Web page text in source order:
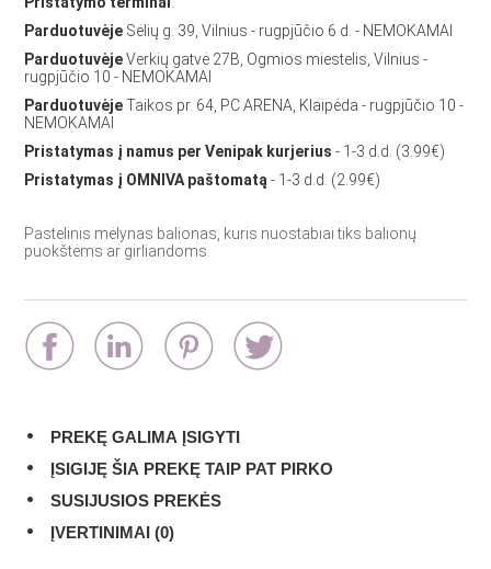
Parduotuvėje Sėlių g. 39, Vilnius - rugpjūčio 6 d. - NEMOKAMAI
ParduotuvėjeVerkių gatvė 27B, Ogmios miestelis, Vilnius -
rugpjūčio 10 - NEMOKAMAI
ParduotuvėjeTaikos pr. 64, PC ARENA, Klaipėda - rugpjūčio 10 -
NEMOKAMAI
Pristatymas į namus per Venipak kurjerius - 1-3 d.d. (3.99€)
Pristatymas į OMNIVA paštomatą- 1-3 d.d. (2.99€)
Pastelinis mėlynas balionas, kuris nuostabiai tiks balionų
puokštėms ar girliandoms.
PREKĘ GALIMA ĮSIGYTI
ĮSIGIJĘ ŠIA PREKĘ TAIP PAT PIRKO
SUSIJUSIOS PREKĖS
ĮVERTINIMAI (0)